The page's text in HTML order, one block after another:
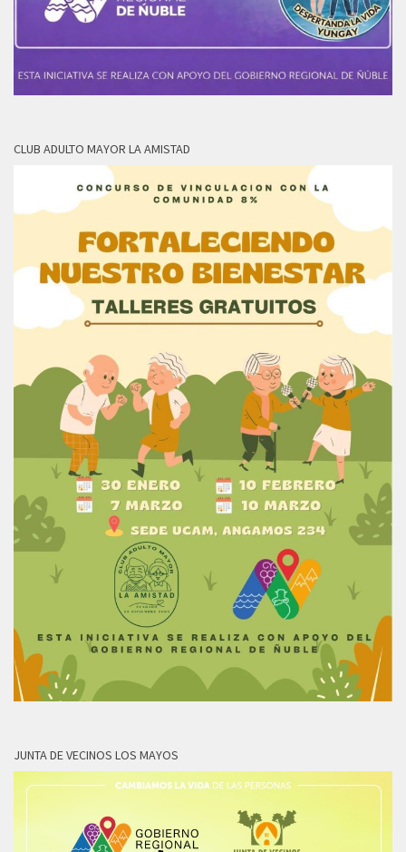
CLUB ADULTO MAYOR LA AMISTAD
JUNTA DE VECINOS LOS MAYOS